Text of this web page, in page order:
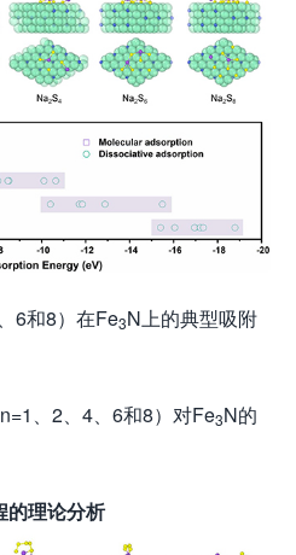
6和8）在Fe3N上的典型吸附
n=1、2、4、6和8）对Fe3N的
的理论分析